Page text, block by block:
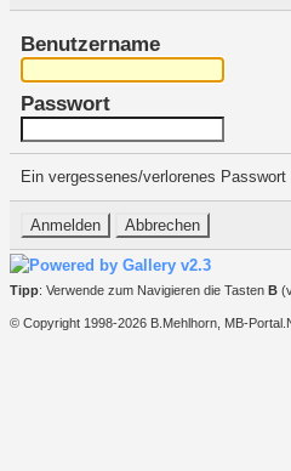
Benutzername
Passwort
Ein vergessenes/verlorenes
Tipp: Verwende zum Navigieren die Tasten B
© Copyright 1998-2026 B.Mehlhorn, MB-